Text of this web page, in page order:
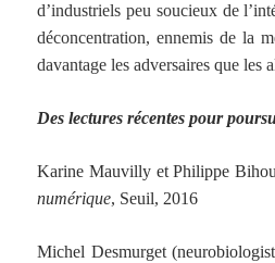
d’industriels peu soucieux de
déconcentration, ennemis de la
davantage les adversaires que les
Des lectures récentespour
Karine Mauvilly et Philippe
numérique, Seuil, 2016
Michel Desmurget